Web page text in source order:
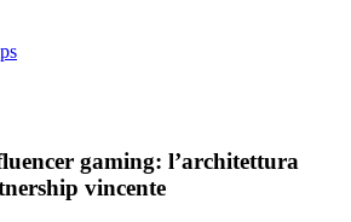
gaming: l’architettura
vincente